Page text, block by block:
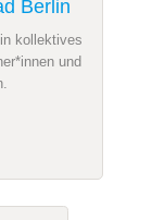
Berlin
kollektives
und